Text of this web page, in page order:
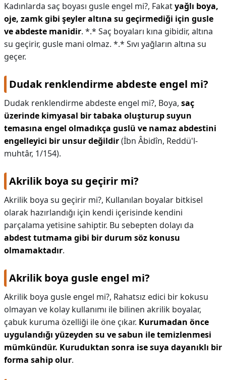
Kadınlarda saç boyası gusle engel mi?, Fakatyağlı boya,
oje, zamk gibi şeyler altına su geçirmediği için gusle
ve abdeste manidir. *.* Saç boyaları kına gibidir, altına
su geçirir, gusle mani olmaz. *.* Sıvı yağların altına su
geçer.
Dudak renklendirme abdeste engel mi?
Dudak renklendirme abdeste engel mi?, Boya, saç
üzerinde kimyasal bir tabaka oluşturup suyun
temasına engel olmadıkça guslü ve namaz abdestini
engelleyici bir unsur değildir(İbn Âbidîn, Reddü'l-
muhtâr, 1/154).
Akrilik boya su geçirir mi?
Akrilik boya su geçirir mi?, Kullanılan boyalar bitkisel
olarak hazırlandığı için kendi içerisinde kendini
parçalama yetisine sahiptir. Bu sebepten dolayı da
abdest tutmama gibi bir durum söz konusu
olmamaktadır.
Akrilik boya gusle engel mi?
Akrilik boya gusle engel mi?, Rahatsız edici bir kokusu
olmayan ve kolay kullanımı ile bilinen akrilik boyalar,
çabuk kuruma özelliği ile öne çıkar. Kurumadan önce
uygulandığı yüzeyden su ve sabun ile temizlenmesi
mümkündür. Kuruduktan sonra ise suya dayanıklı bir
forma sahip olur.